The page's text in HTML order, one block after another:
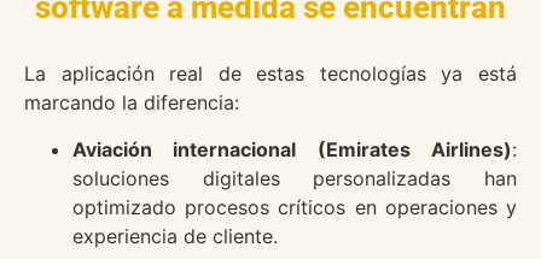
software a medida se encuentran
La aplicación real de estas tecnologías ya está
marcando la diferencia:
Aviación internacional (Emirates Airlines):
soluciones digitales personalizadas han
optimizado procesos críticos en operaciones y
experiencia de cliente.